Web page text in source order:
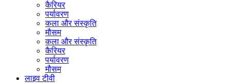
कैरियर
पर्यावरण
कला और संस्कृति
मौसम
कला और संस्कृति
कैरियर
पर्यावरण
मौसम
लाइव टीवी